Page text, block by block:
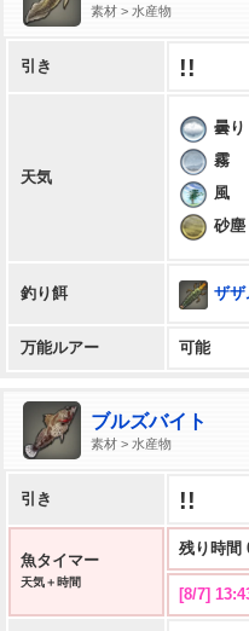
素材 > 水産物
引き !!
天気
曇り
霧
風
砂塵
釣り餌 ザザ
万能ルアー 可能
ブルズバイト
素材 > 水産物
引き !!
魚タイマー
天気＋時間
残り時間
[8/7]